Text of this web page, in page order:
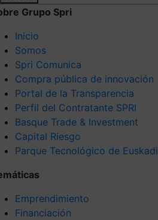
Grupo Spri
Inicio
Somos
Spri Comunica
Compra pública de innovación
Portal de la Transparencia
Perfil del Contratante SPRI
Basque Trade & Investment
Capital Riesgo
Parque Tecnológico de Euskadi
Emprendimiento
Financiación